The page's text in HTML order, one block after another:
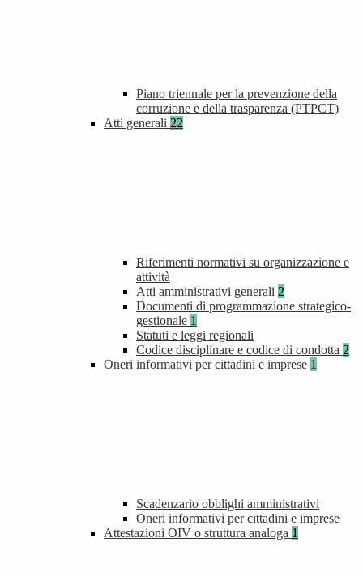
Piano triennale per la prevenzione della
corruzione e della trasparenza (PTPCT)
Atti generali 22
Riferimenti normativi su organizzazione e
attività
Atti amministrativi generali 2
Documenti di programmazione strategico-
gestionale 1
Statuti e leggi regionali
Codice disciplinare e codice di condotta 2
Oneri informativi per cittadini e imprese 1
Scadenzario obblighi amministrativi
Oneri informativi per cittadini e imprese
Attestazioni OIV o struttura analoga 1